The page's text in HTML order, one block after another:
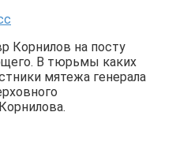
Корнилов на посту
В тюрьмы каких
мятежа генерала